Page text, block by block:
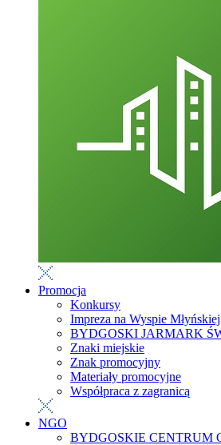
Promocja
Konkursy
Impreza na Wyspie Młyńskiej
BYDGOSKI JARMARK
Znaki miejskie
Znak promocyjny
Materiały promocyjne
Współpraca z zagranicą
NGO
BYDGOSKIE CENTRUM